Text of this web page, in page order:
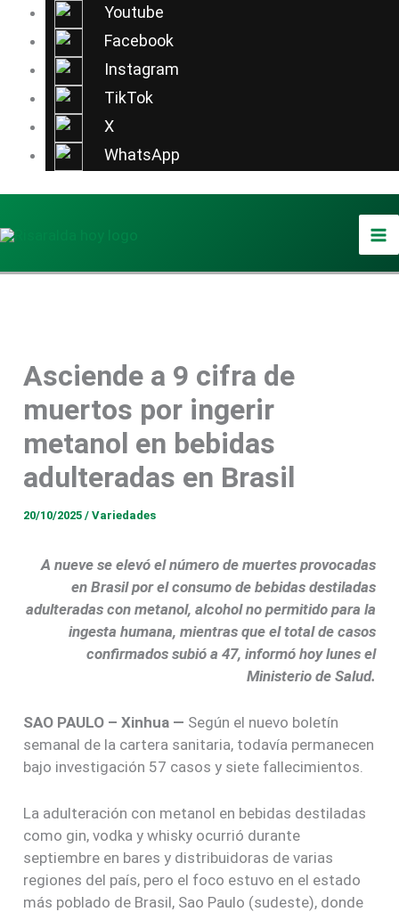
Youtube
Facebook
Instagram
TikTok
X
WhatsApp
contenido
Foto / Agencia TDI
Asciende a 9 cifra de
muertos por ingerir
metanol en bebidas
adulteradas en Brasil
20/10/2025/Variedades
A nueve se elevó el número de muertes provocadas
en Brasil por el consumo de bebidas destiladas
adulteradas con metanol, alcohol no permitido para la
ingesta humana, mientras que el total de casos
confirmados subió a 47, informó hoy lunes el
Ministerio de Salud.
SAO PAULO – Xinhua — Según el nuevo boletín
semanal de la cartera sanitaria, todavía permanecen
bajo investigación 57 casos y siete fallecimientos.
La adulteración con metanol en bebidas destiladas
como gin, vodka y whisky ocurrió durante
septiembre en bares y distribuidoras de varias
regiones del país, pero el foco estuvo en el estado
más poblado de Brasil, Sao Paulo (sudeste), donde